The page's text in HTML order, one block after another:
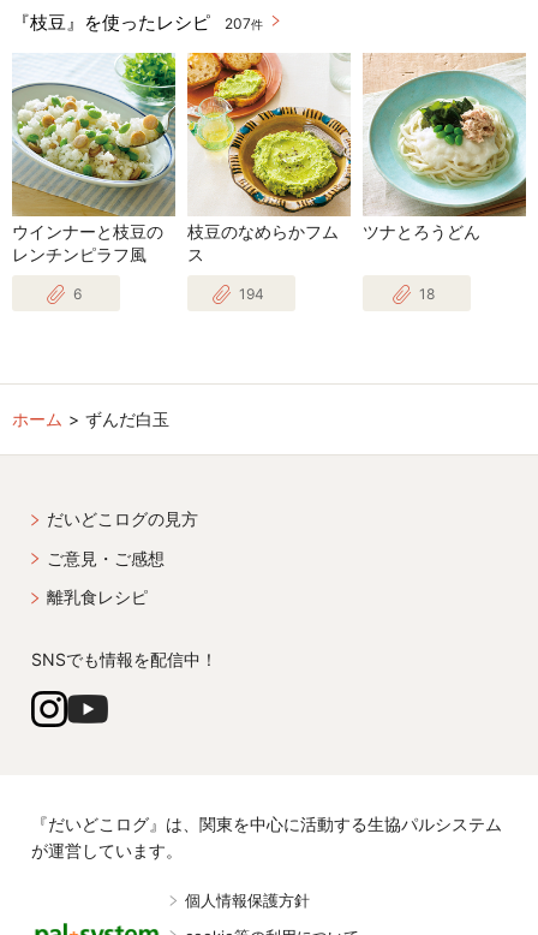
『枝豆』を使ったレシピ 207件
ウインナーと枝豆の
レンチンピラフ風
6
枝豆のなめらかフム
ス
194
ツナとろうどん
18
ホーム ずんだ白玉
だいどこログの見方
ご意見・ご感想
離乳食レシピ
SNSでも情報を配信中！
『だいどこログ』は、関東を中心に活動する生協パルシステム
が運営しています。
個人情報保護方針